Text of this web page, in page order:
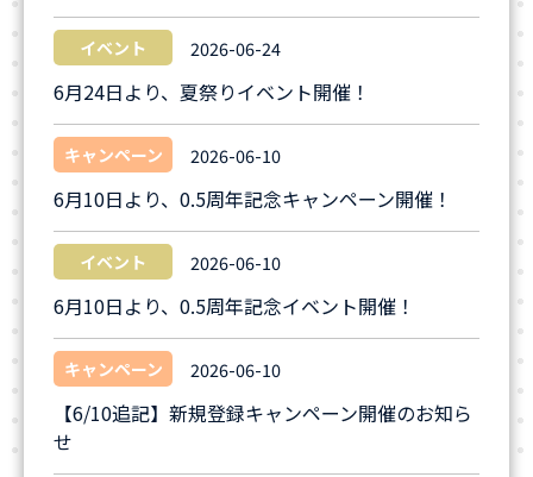
イベント
6月24日より、夏祭りイベント開催！
2026-06-24
キャンペーン
6月10日より、0.5周年記念キャンペーン開催！
2026-06-10
イベント
6月10日より、0.5周年記念イベント開催！
2026-06-10
キャンペーン
【6/10追記】新規登録キャンペーン開催のお知ら
せ
2026-06-10